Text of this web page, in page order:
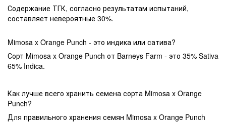
Содержание ТГК, согласно результатам испытаний,
составляет невероятные 30%.
Mimosa x Orange Punch - это индика или сатива?
Сорт Mimosa x Orange Punch от Barneys Farm - это 35% Sativa
65% Indica.
Как лучше всего хранить семена сорта Mimosa x Orange
Punch?
Для правильного хранения семян Mimosa x Orange Punch